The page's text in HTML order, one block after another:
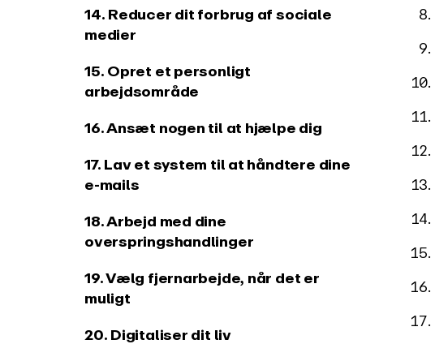
14. Reducer dit forbrug af sociale
medier
15. Opret et personligt
arbejdsområde
16. Ansæt nogen til at hjælpe dig
17. Lav et system til at håndtere dine
e-mails
18. Arbejd med dine
overspringshandlinger
19. Vælg fjernarbejde, når det er
muligt
20. Digitaliser dit liv